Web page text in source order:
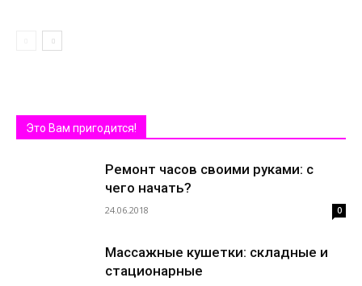
Это Вам пригодится!
Ремонт часов своими руками: с
чего начать?
24.06.2018 0
Массажные кушетки: складные и
стационарные